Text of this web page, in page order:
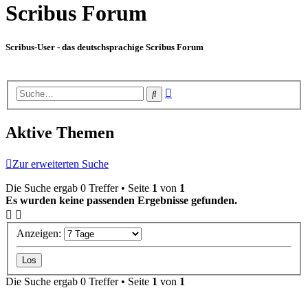
Scribus Forum
Scribus-User - das deutschsprachige Scribus Forum
Suche
Aktive Themen
Zur erweiterten Suche
Die Suche ergab 0 Treffer • Seite 1 von 1
Es wurden keine passenden Ergebnisse gefunden.
Anzeigen:
Die Suche ergab 0 Treffer • Seite 1 von 1